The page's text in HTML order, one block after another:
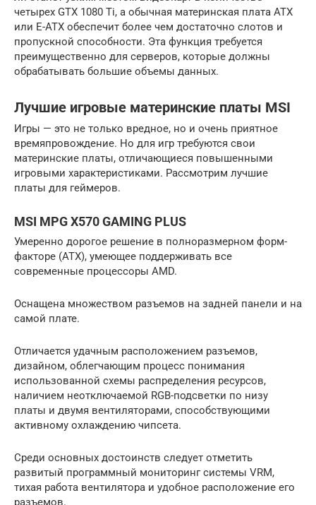
четырех GTX 1080 Ti, а обычная материнская плата ATX
или E-ATX обеспечит более чем достаточно слотов и
пропускной способности. Эта функция требуется
преимущественно для серверов, которые должны
обрабатывать большие объемы данных.
Лучшие игровые материнские платы MSI
Игры — это не только вредное, но и очень приятное
времяпровождение. Но для игр требуются свои
материнские платы, отличающиеся повышенными
игровыми характеристиками. Рассмотрим лучшие
платы для геймеров.
MSI MPG X570 GAMING PLUS
Умеренно дорогое решение в полноразмерном форм-
факторе (ATX), умеющее поддерживать все
современные процессоры AMD.
Оснащена множеством разъемов на задней панели и на
самой плате.
Отличается удачным расположением разъемов,
дизайном, облегчающим процесс понимания
использованной схемы распределения ресурсов,
наличием неотключаемой RGB-подсветки по низу
платы и двумя вентиляторами, способствующими
активному охлаждению чипсета.
Среди основных достоинств следует отметить
развитый программный мониторинг системы VRM,
тихая работа вентилятора и удобное расположение его
разъемов.